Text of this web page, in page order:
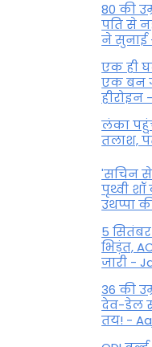
80 की
पति से
ने सुनाई
एक ही
एक बन
हीरोइन
लंका
तलाश,
'सचिन से
पृथ्वी
उथप्पा
5
भिड़ंत,
जारी -
36 की
देव-डेल
तय! -